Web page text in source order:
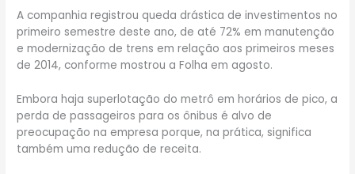
A companhia registrou queda drástica de investimentos no
primeiro semestre deste ano, de até 72% em manutenção
e modernização de trens em relação aos primeiros meses
de 2014, conforme mostrou a Folha em agosto.
Embora haja superlotação do metrô em horários de pico, a
perda de passageiros para os ônibus é alvo de
preocupação na empresa porque, na prática, significa
também uma redução de receita.